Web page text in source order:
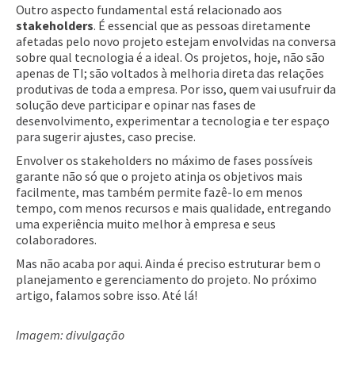
Outro aspecto fundamental está relacionado aos
stakeholders. É essencial que as pessoas diretamente
afetadas pelo novo projeto estejam envolvidas na conversa
sobre qual tecnologia é a ideal. Os projetos, hoje, não são
apenas de TI; são voltados à melhoria direta das relações
produtivas de toda a empresa. Por isso, quem vai usufruir da
solução deve participar e opinar nas fases de
desenvolvimento, experimentar a tecnologia e ter espaço
para sugerir ajustes, caso precise.
Envolver os stakeholders no máximo de fases possíveis
garante não só que o projeto atinja os objetivos mais
facilmente, mas também permite fazê-lo em menos
tempo, com menos recursos e mais qualidade, entregando
uma experiência muito melhor à empresa e seus
colaboradores.
Mas não acaba por aqui. Ainda é preciso estruturar bem o
planejamento e gerenciamento do projeto. No próximo
artigo, falamos sobre isso. Até lá!
Imagem: divulgação